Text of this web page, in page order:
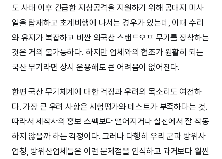
도 사태 이후 긴급한 지상공격을 지원하기 위해 공대지 미사
일을 탑재하고 초계비행에 나서는 경우가 있는데, 이때 수리
와 유지가 복잡하고 비싼 외국산 스탠드오프 무기를 장착하는
것은 거의 불가능하다. 하지만 업체와의 협조가 원활히 되는
국산 무기라면 상시 운용해도 큰 어려움이 없어진다.
한편 국산 무기체계에 대한 걱정과 우려의 목소리도 여전하
다. 가장 큰 우려 사항은 시험평가와 테스트가 부족하다는 것.
따라서 제작사의 홍보 스펙보다 떨어지거나 실전에서 잘 작동
하지 않을까 하는 걱정이다. 그러나 다행히 우리 군과 방위사
업청, 방위산업체들은 이런 문제점을 인식하고 과거보다 훨씬